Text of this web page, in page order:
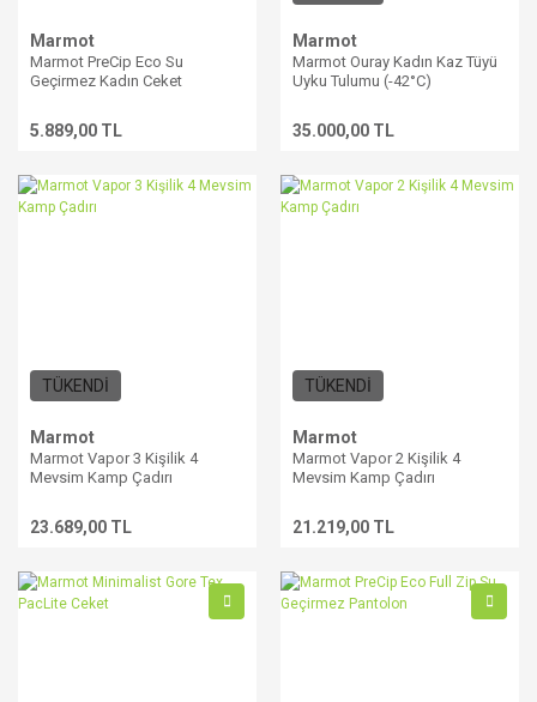
Marmot
Marmot PreCip Eco Su
Geçirmez Kadın Ceket
5.889,00 TL
Marmot
Marmot Ouray Kadın Kaz Tüyü
Uyku Tulumu (-42°C)
35.000,00 TL
TÜKENDİ
Marmot
Marmot Vapor 3 Kişilik 4
Mevsim Kamp Çadırı
23.689,00 TL
TÜKENDİ
Marmot
Marmot Vapor 2 Kişilik 4
Mevsim Kamp Çadırı
21.219,00 TL